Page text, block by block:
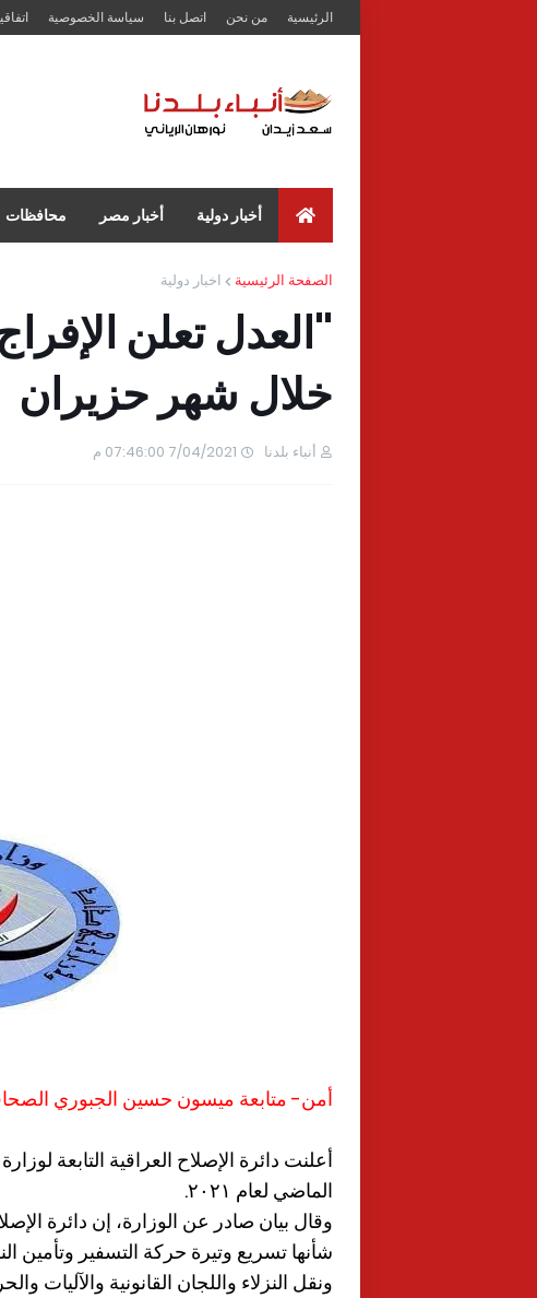
الرئيسية من نحن اتصل بنا سياسة الخصوصية
أخبار دولية أخبار مصر محافظات
الصفحة الرئيسية اخبار دولية
خلال شهر حزيران
أنباء بلدنا 7/04/2021 07:46:00 م
أمن- متابعة ميسون حسين الجبوري الصحافة الدولية
الماضي لعام ٢٠٢١.
وقال بيان صادر عن الوزارة، إن دائرة
شأنها تسريع وتيرة حركة التسفير وتأمين
ونقل النزلاء واللجان القانونية